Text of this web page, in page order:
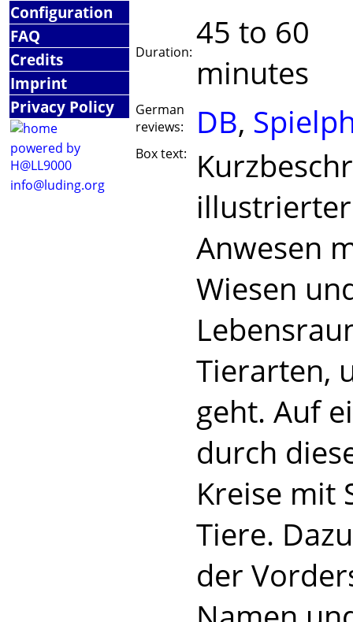
Configuration
FAQ
Credits
Imprint
Privacy Policy
powered by
H@LL9000
info@luding.org
Duration: 45 to 60
minutes
German
reviews:
DB,
Box text:
Anwesen
Wiesen
Tierarten,
geht. Auf
durch
Kreise mit
Tiere.
der